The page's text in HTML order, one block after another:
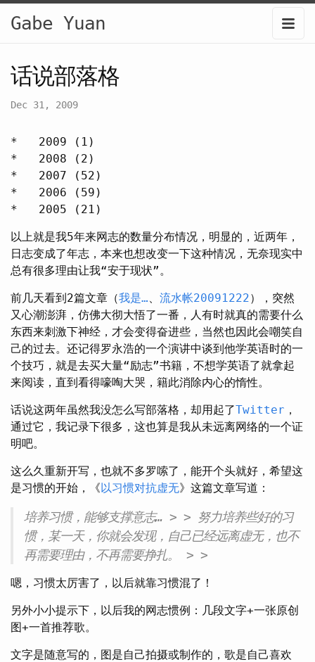
Gabe Yuan
话说部落格
Dec 31, 2009
* 2009 (1)
* 2008 (2)
* 2007 (52)
* 2006 (59)
* 2005 (21)
以上就是我5年来网志的数量分布情况，明显的，近两年，
日志变成了年志，本来也想改变一下这种情况，无奈现实中
总有很多理由让我“安于现状”。
前几天看到2篇文章（我是…、 流水帐20091222），突然
又心潮澎湃，仿佛大彻大悟了一番，人有时就真的需要什么
东西来刺激下神经，才会变得奋进些，当然也因此会嘲笑自
己的过去。还记得罗永浩的一个演讲中谈到他学英语时的一
个技巧，就是去买大量“励志”书籍，不想学英语了就拿起
来阅读，直到看得嚎啕大哭，籍此消除内心的惰性。
话说这两年虽然我没怎么写部落格，却用起了Twitter ，
通过它，我记录下很多，这也算是我从未远离网络的一个证
明吧。
这么久重新开写，也就不多罗嗦了，能开个头就好，希望这
是习惯的开始，《以习惯对抗虚无》这篇文章写道：
培养习惯，能够支撑意志… > > 努力培养些好的习
惯，某一天，你就会发现，自己已经远离虚无，也不
再需要理由，不再需要挣扎。 > >
嗯，习惯太厉害了，以后就靠习惯混了！
另外小小提示下，以后我的网志惯例：几段文字+一张原创
图+一首推荐歌。
文字是随意写的，图是自己拍摄或制作的，歌是自己喜欢